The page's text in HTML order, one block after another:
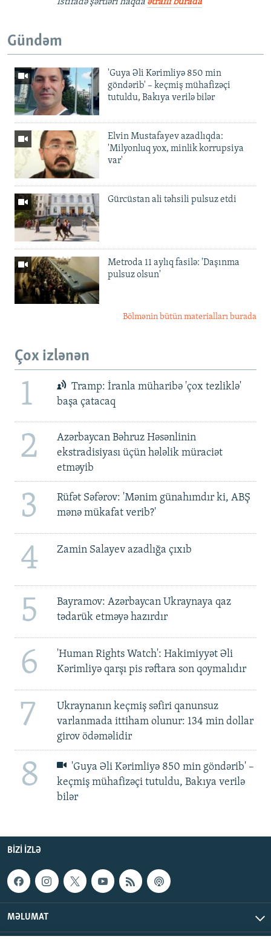
Gündəm
'Guya Əli Kərimliyə 850 min
göndərib' – keçmiş mühafizəçi
tutuldu, Bakıya verilə bilər
Elvin Mustafayev azadlıqda:
'Milyonluq yox, minlik korrupsiya
var'
Gürcüstan ali təhsili pulsuz etdi
Metroda 11 aylıq fasilə: 'Daşınma
pulsuz olsun'
Bölmənin bütün materialları burada
Çox izlənən
1
Tramp: İranla müharibə 'çox tezliklə'
başa çatacaq
2
Azərbaycan Bəhruz Həsənlinin
ekstradisiyası üçün hələlik müraciət
etməyib
3
Rüfət Səfərov: 'Mənim günahımdır ki, ABŞ
mənə mükafat verib?'
4 Zamin Salayev azadlığa çıxıb
5
Bayramov: Azərbaycan Ukraynaya qaz
tədarük etməyə hazırdır
6
'Human Rights Watch': Hakimiyyət Əli
Kərimliyə qarşı pis rəftara son qoymalıdır
7
Ukraynanın keçmiş səfiri qanunsuz
varlanmada ittiham olunur: 134 min dollar
girov ödəməlidir
8
'Guya Əli Kərimliyə 850 min göndərib' –
keçmiş mühafizəçi tutuldu, Bakıya verilə
bilər
BIZI IZLƏ
MƏLUMAT